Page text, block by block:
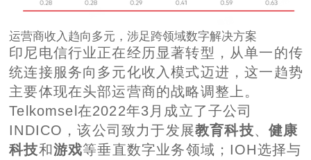
运营商收入趋向多元，涉足跨领域数字解决方案
印尼电信行业正在经历显著转型，从单一的传
统连接服务向多元化收入模式迈进，这一趋势
主要体现在头部运营商的战略调整上。
Telkomsel在2022年3月成立了子公司
INDICO，该公司致力于发展教育科技、健康
科技和游戏等垂直数字业务领域；IOH选择与